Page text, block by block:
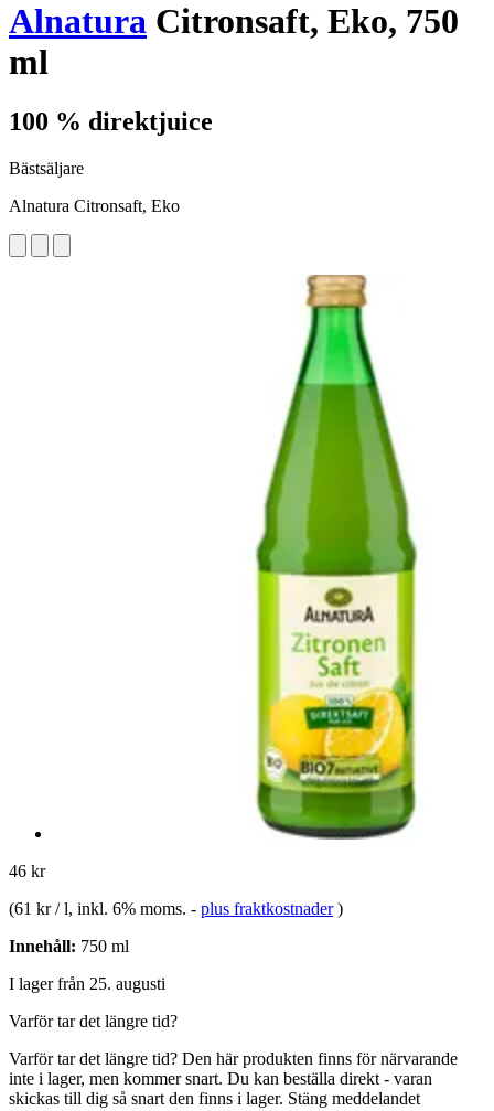
Alnatura Citronsaft, Eko, 750
ml
100 % direktjuice
Bästsäljare
Alnatura Citronsaft, Eko
46 kr
(61 kr / l, inkl. 6% moms. - plus fraktkostnader )
Innehåll: 750 ml
I lager från 25. augusti
Varför tar det längre tid?
Varför tar det längre tid? Den här produkten finns för närvarande
inte i lager, men kommer snart. Du kan beställa direkt - varan
skickas till dig så snart den finns i lager. Stäng meddelandet